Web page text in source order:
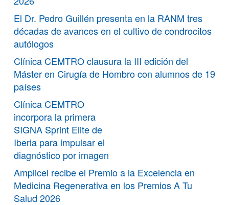
El Dr. Pedro Guillén presenta en la RANM tres
décadas de avances en el cultivo de condrocitos
autólogos
Clínica CEMTRO clausura la III edición del
Máster en Cirugía de Hombro con alumnos de 19
países
Clínica CEMTRO
incorpora la primera
SIGNA Sprint Elite de
Iberia para impulsar el
diagnóstico por imagen
Amplicel recibe el Premio a la Excelencia en
Medicina Regenerativa en los Premios A Tu
Salud 2026